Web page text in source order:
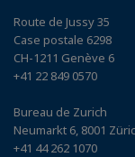
Route de Jussy 35
Case postale 6298
CH-1211 Genève 6
+41 22 849 0570
Bureau de Zurich
Neumarkt 6, 8001
+41 44 262 1070